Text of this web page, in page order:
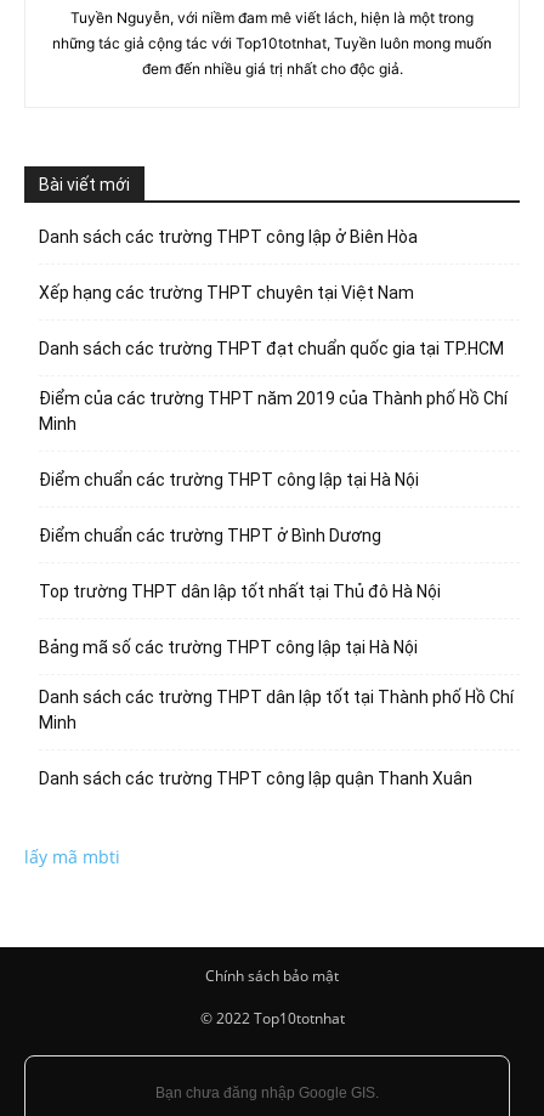
Tuyền Nguyễn, với niềm đam mê viết lách, hiện là một trong
những tác giả cộng tác với Top10totnhat, Tuyền luôn mong muốn
đem đến nhiều giá trị nhất cho độc giả.
Bài viết mới
Danh sách các trường THPT công lập ở Biên Hòa
Xếp hạng các trường THPT chuyên tại Việt Nam
Danh sách các trường THPT đạt chuẩn quốc gia tại TP.HCM
Điểm của các trường THPT năm 2019 của Thành phố Hồ Chí
Minh
Điểm chuẩn các trường THPT công lập tại Hà Nội
Điểm chuẩn các trường THPT ở Bình Dương
Top trường THPT dân lập tốt nhất tại Thủ đô Hà Nội
Bảng mã số các trường THPT công lập tại Hà Nội
Danh sách các trường THPT dân lập tốt tại Thành phố Hồ Chí
Minh
Danh sách các trường THPT công lập quận Thanh Xuân
lấy mã mbti
Chính sách bảo mật
© 2022 Top10totnhat
Bạn chưa đăng nhập Google GIS.